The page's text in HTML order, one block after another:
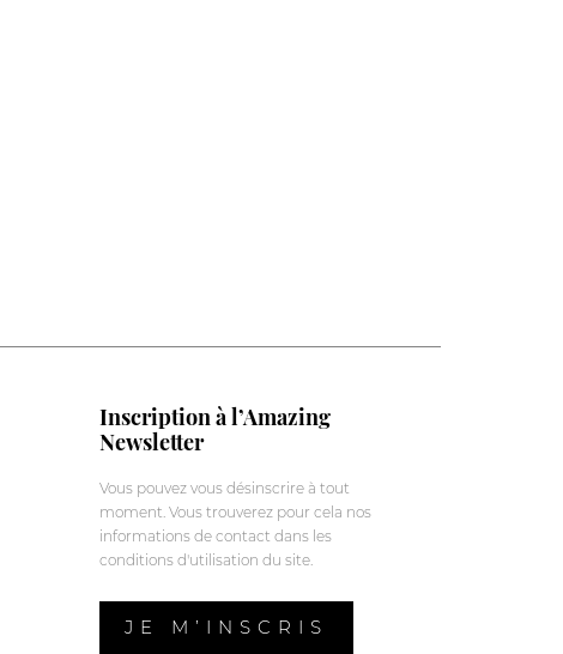
Inscription à l’Amazing
Newsletter
Vous pouvez vous désinscrire à tout
moment. Vous trouverez pour cela nos
informations de contact dans les
conditions d'utilisation du site.
JE M’INSCRIS